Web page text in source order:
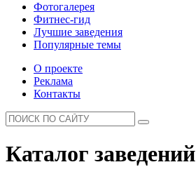
Фотогалерея
Фитнес-гид
Лучшие заведения
Популярные темы
О проекте
Реклама
Контакты
Каталог заведений